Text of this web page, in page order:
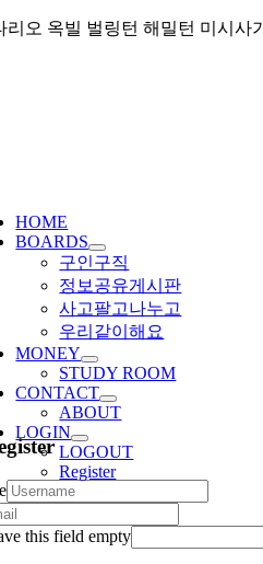
Skip
리오 옥빌 벌링턴 해밀턴 미시사
HOME
BOARDS
구인구직
정보공유게시판
사고팔고나누고
우리같이해요
MONEY
STUDY ROOM
CONTACT
ABOUT
LOGIN
LOGOUT
Register
this field empty